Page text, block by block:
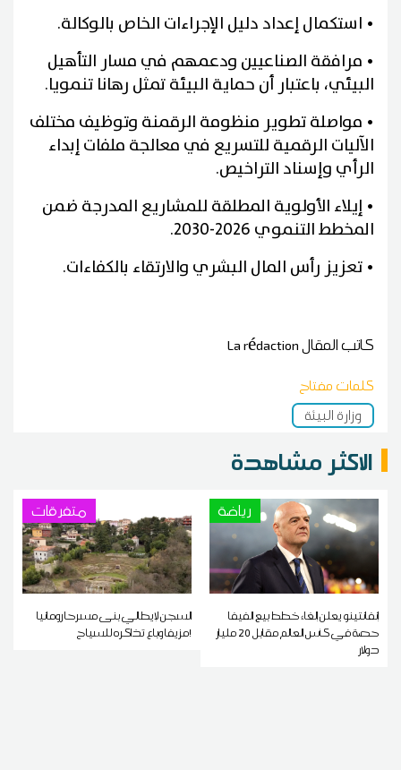
• استكمال إعداد دليل الإجراءات الخاص بالوكالة.
• مرافقة الصناعيين ودعمهم في مسار التأهيل
البيئي، باعتبار أن حماية البيئة تمثل رهانا تنمويا.
• مواصلة تطوير منظومة الرقمنة وتوظيف مختلف
الآليات الرقمية للتسريع في معالجة ملفات إبداء
الرأي وإسناد التراخيص.
• إيلاء الأولوية المطلقة للمشاريع المدرجة ضمن
المخطط التنموي 2026-2030.
• تعزيز رأس المال البشري والارتقاء بالكفاءات.
كاتب المقالLa rédaction
كلمات مفتاح
وزارة البيئة
الاكثر مشاهدة
رياضة
إنفانتينو يعلن إلغاء خطط بيع الفيفا
حصة في كأس العالم مقابل 20 مليار
دولار
متفرقات
السجن لإيطالي بنى مسرحا رومانيا
مزيفا وباع تذاكره للسياح!